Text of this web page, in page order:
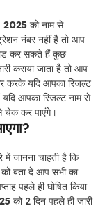
2025 को नाम से
नंबर नहीं है तो आप
कर सकते हैं कुछ
कराया जाता है तो आप
करके यदि आपका रिजल्ट
आपका रिजल्ट नाम से
चेक कर पाएंगे।
में जानना चाहती है कि
को बता दे आप सभी का
पहले ही घोषित किया
को 2 दिन पहले ही जारी